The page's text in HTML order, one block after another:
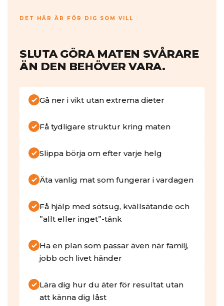
DET HÄR ÄR FÖR DIG SOM VILL
SLUTA GÖRA MATEN SVÅRARE
ÄN DEN BEHÖVER VARA.
Gå ner i vikt utan extrema dieter
Få tydligare struktur kring maten
Slippa börja om efter varje helg
Äta vanlig mat som fungerar i vardagen
Få hjälp med sötsug, kvällsätande och
”allt eller inget”-tänk
Ha en plan som passar även när familj,
jobb och livet händer
Lära dig hur du äter för resultat utan
att känna dig låst